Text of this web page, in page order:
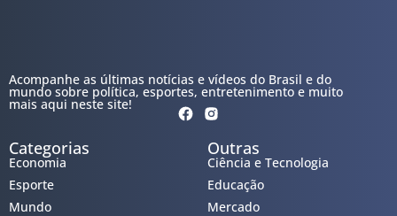
Acompanhe as últimas notícias e vídeos do Brasil e do
mundo sobre política, esportes, entretenimento e muito
mais aqui neste site!
Categorias
Economia
Esporte
Mundo
Outras
Ciência e Tecnologia
Educação
Mercado